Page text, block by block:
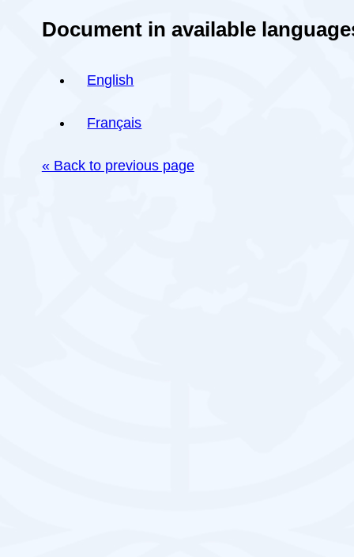
Document in available
English
Français
« Back to previous page